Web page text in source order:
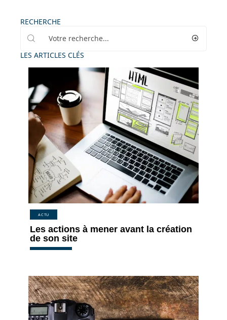
RECHERCHE
LES ARTICLES CLÉS
ACTU
Les actions à mener avant la création
de son site